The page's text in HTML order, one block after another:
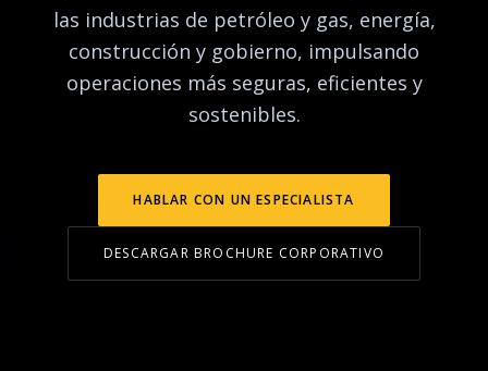
las industrias de petróleo y gas, energía,
construcción y gobierno, impulsando
operaciones más seguras, eficientes y
sostenibles.
HABLAR CON UN ESPECIALISTA
DESCARGAR BROCHURE CORPORATIVO